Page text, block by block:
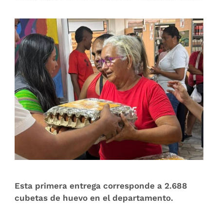
Esta primera entrega corresponde a 2.688
cubetas de huevo en el departamento.